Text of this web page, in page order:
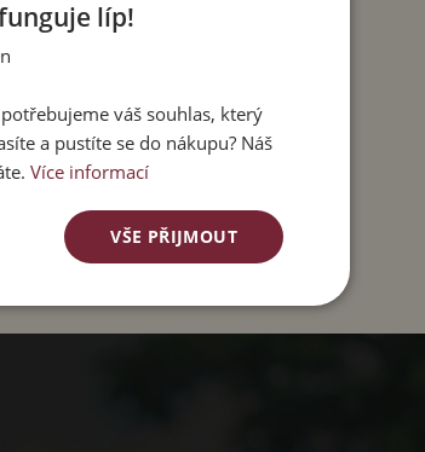
líp!
váš souhlas, který
a pustíte se do nákupu? Náš
Více informací
VŠE PŘIJMOUT